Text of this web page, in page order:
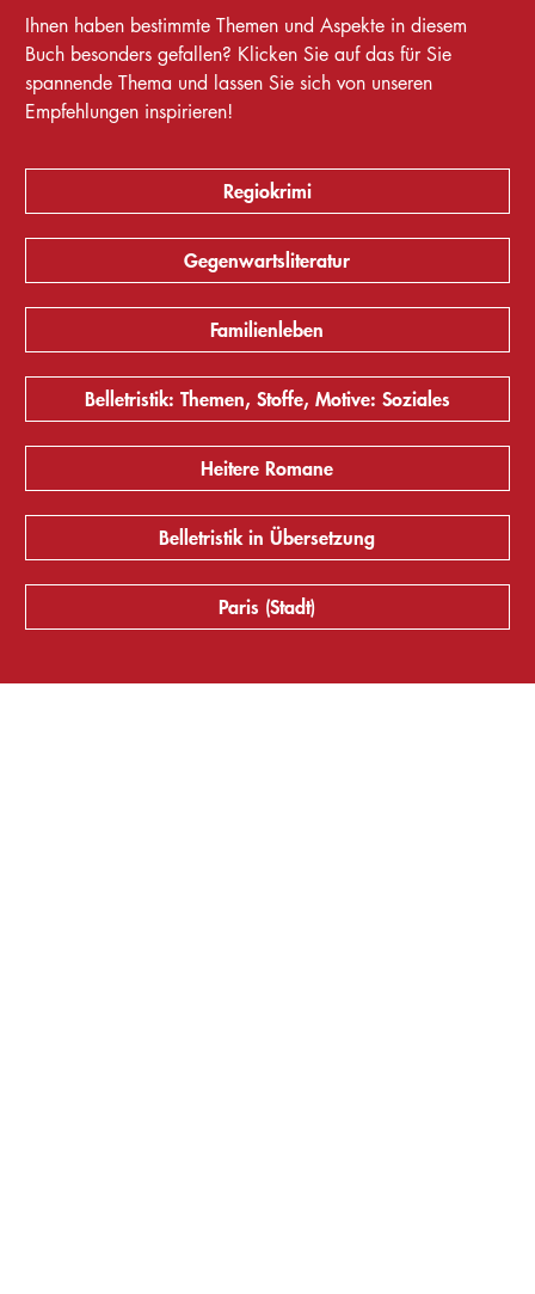
Ihnen haben bestimmte Themen und Aspekte in diesem
Buch besonders gefallen? Klicken Sie auf das für Sie
spannende Thema und lassen Sie sich von unseren
Empfehlungen inspirieren!
Regiokrimi
Gegenwartsliteratur
Familienleben
Belletristik: Themen, Stoffe, Motive: Soziales
Heitere Romane
Belletristik in Übersetzung
Paris (Stadt)